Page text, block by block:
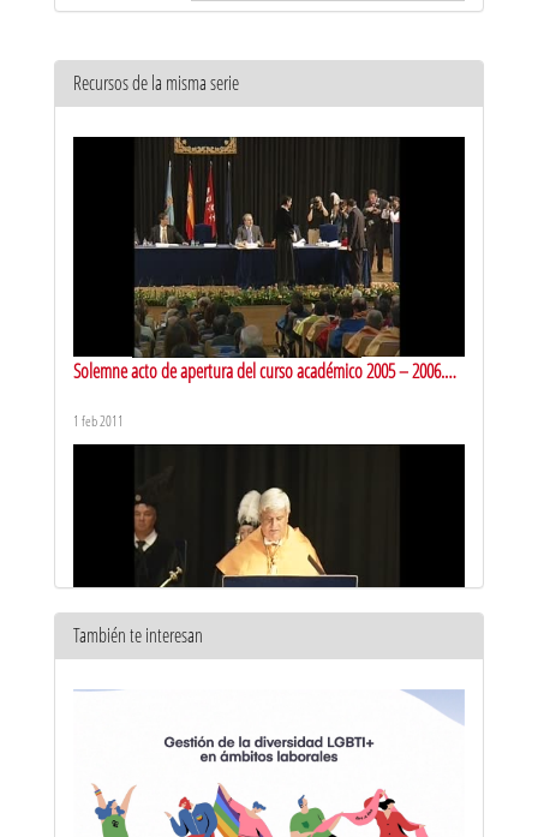
Recursos de la misma serie
Solemne acto de apertura del curso académico 2005 – 2006.
1 feb 2011
También te interesan